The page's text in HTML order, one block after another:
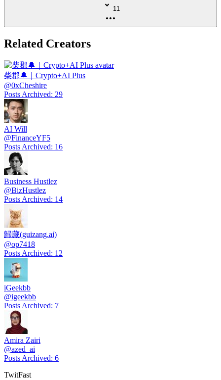
11
Related Creators
柴郡🔔｜Crypto+AI Plus
@0xCheshire
Posts Archived: 29
AI Will
@FinanceYF5
Posts Archived: 16
Business Hustlez
@BizHustlez
Posts Archived: 14
歸藏(guizang.ai)
@op7418
Posts Archived: 12
iGeekbb
@igeekbb
Posts Archived: 7
Amira Zairi
@azed_ai
Posts Archived: 6
TwitFast